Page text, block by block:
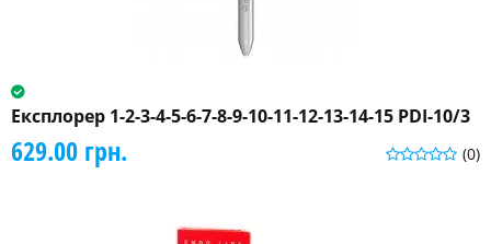
Експлорер 1-2-3-4-5-6-7-8-9-10-11-12-13-14-15 PDI-10/3
(0)
629.00 грн.